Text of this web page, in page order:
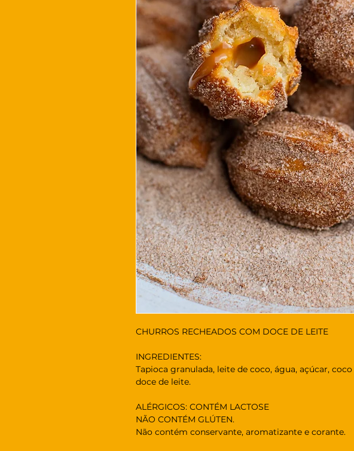
CHURROS RECHEADOS COM DOCE DE LEITE
INGREDIENTES:
Tapioca granulada, leite de coco, água, açúcar,
doce de leite.
ALÉRGICOS: CONTÉM LACTOSE
NÃO CONTÉM GLÚTEN.
Não contém conservante, aromatizante e corante.